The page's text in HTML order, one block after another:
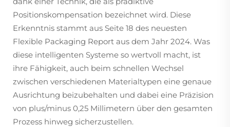
Positionskompensation bezeichnet wird. Diese
Erkenntnis stammt aus Seite 18 des neuesten
Flexible Packaging Report aus dem Jahr 2024. Was
diese intelligenten Systeme so wertvoll macht, ist
ihre Fähigkeit, auch beim schnellen Wechsel
zwischen verschiedenen Materialtypen eine genaue
Ausrichtung beizubehalten und dabei eine Präzision
von plus/minus 0,25 Millimetern über den gesamten
Prozess hinweg sicherzustellen.